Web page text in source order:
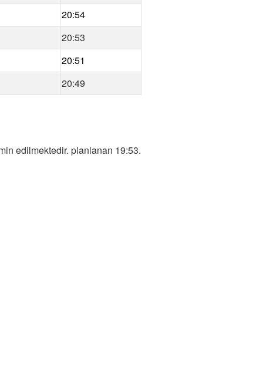
20:54
20:53
20:51
20:49
edilmektedir. planlanan 19:53.